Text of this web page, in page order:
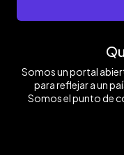
Somos un portal
para reflejar a un
Somos el punto de